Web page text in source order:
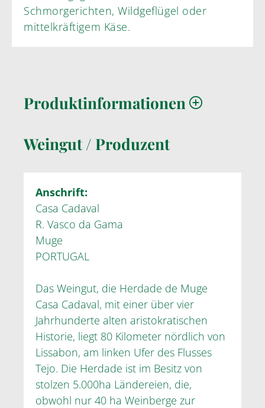
Schmorgerichten, Wildgeflügel oder
mittelkräftigem Käse.
Produktinformationen
Weingut / Produzent
Anschrift:
Casa Cadaval
R. Vasco da Gama
Muge
PORTUGAL
Das Weingut, die Herdade de Muge
Casa Cadaval, mit einer über vier
Jahrhunderte alten aristokratischen
Historie, liegt 80 Kilometer nördlich von
Lissabon, am linken Ufer des Flusses
Tejo. Die Herdade ist im Besitz von
stolzen 5.000ha Ländereien, die,
obwohl nur 40 ha Weinberge zur